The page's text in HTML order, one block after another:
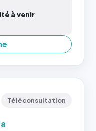
à venir
Téléconsultation